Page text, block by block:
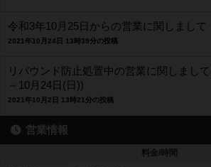
令和3年10月25日からの営業に関しまして
2021年10月24日 13時39分の投稿
リバウンド防止処置中の営業に関しまし
～10月24日(日))
2021年10月2日 13時21分の投稿
営業情報
料金/時間